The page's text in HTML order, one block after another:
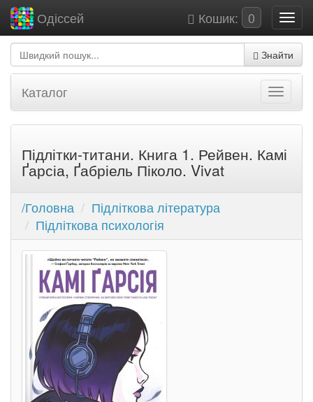
Кошик: 0
Одіссей
Знайти
Каталог
Підлітки-титани. Книга 1. Рейвен. Камі
Ґарсіа, Ґабріель Піколо. Vivat
/Головна
Підліткова література
Підліткова психологія